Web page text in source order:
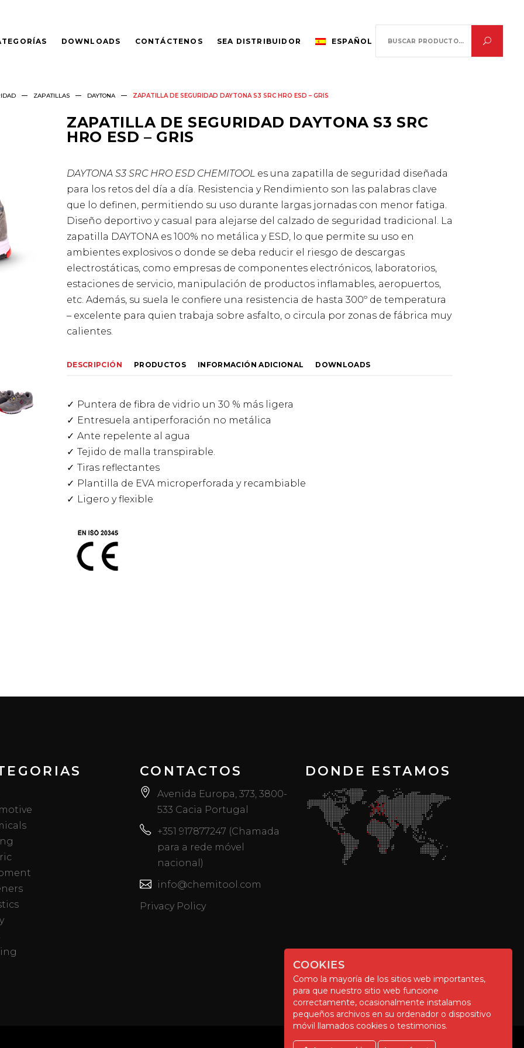
DOWNLOADS CONTÁCTENOS SEA DISTRIBUIDOR ESPAÑOL
ZAPATILLAS DAYTONA ZAPATILLA DE SEGURIDAD DAYTONA S3 SRC HRO ESD – GRIS
ZAPATILLA DE SEGURIDAD DAYTONA S3 SRC
HRO ESD – GRIS
DAYTONA S3 SRC HRO ESD CHEMITOOL es una zapatilla de seguridad diseñada
para los retos del día a día. Resistencia y Rendimiento son las palabras clave
que lo definen, permitiendo su uso durante largas jornadas con menor fatiga.
Diseño deportivo y casual para alejarse del calzado de seguridad tradicional. La
zapatilla DAYTONA es 100% no metálica y ESD, lo que permite su uso en
ambientes explosivos o donde se deba reducir el riesgo de descargas
electrostáticas, como empresas de componentes electrónicos, laboratorios,
estaciones de servicio, manipulación de productos inflamables, aeropuertos,
etc. Además, su suela le confiere una resistencia de hasta 300º de temperatura
– excelente para quien trabaja sobre asfalto, o circula por zonas de fábrica muy
calientes.
DESCRIPCIÓN INFORMACIÓN ADICIONAL
PRODUCTOS DOWNLOADS
Puntera de fibra de vidrio un 30 % más ligera
Entresuela antiperforación no metálica
Ante repelente al agua
Tejido de malla transpirable.
Tiras reflectantes
Plantilla de EVA microperforada y recambiable
Ligero y flexible
CONTACTOS
Avenida Europa, 373, 3800-
533 Cacia Portugal
+351 917877247 (Chamada
para a rede móvel
nacional)
info@chemitool.com
Privacy Policy
DONDE ESTAMOS
COOKIES
Como la mayoría de los sitios web importantes,
para que nuestro sitio web funcione
correctamente, ocasionalmente instalamos
pequeños archivos en su ordenador o dispositivo
móvil llamados cookies o testimonios.